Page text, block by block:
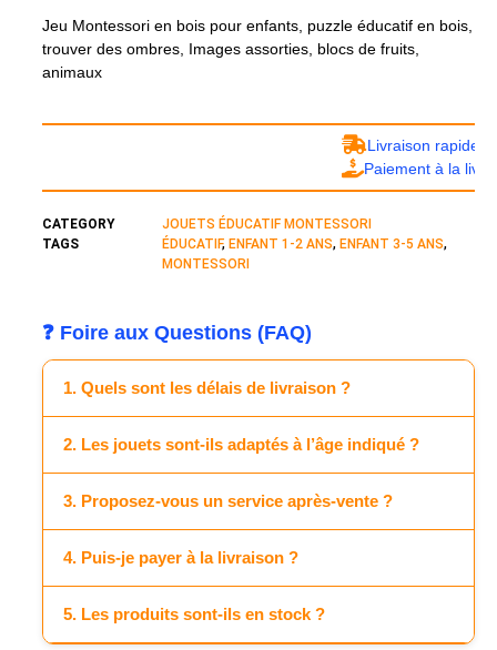
Jeu Montessori en bois pour enfants, puzzle éducatif en bois,
trouver des ombres, Images assorties, blocs de fruits,
animaux
Livraison rapide 24/
Paiement à la livraison
CATEGORY
JOUETS ÉDUCATIF MONTESSORI
TAGS
ÉDUCATIF, ENFANT 1-2 ANS, ENFANT 3-5 ANS,
MONTESSORI
❓ Foire aux Questions (FAQ)
1. Quels sont les délais de livraison ?
2. Les jouets sont-ils adaptés à l’âge indiqué ?
3. Proposez-vous un service après-vente ?
4. Puis-je payer à la livraison ?
5. Les produits sont-ils en stock ?